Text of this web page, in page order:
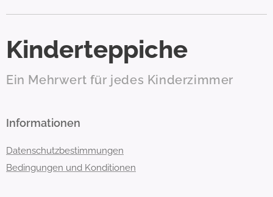
Kinderteppiche
Ein Mehrwert für jedes Kinderzimmer
Informationen
Datenschutzbestimmungen
Bedingungen und Konditionen